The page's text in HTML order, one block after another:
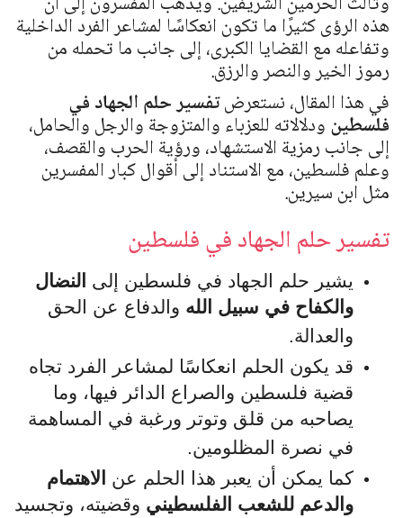
هذه الرؤى كثيرًا ما تكون انعكاسًا لمشاعر الفرد الداخلية
وتفاعله مع القضايا الكبرى، إلى جانب ما تحمله من
رموز الخير والنصر والرزق.
في هذا المقال، نستعرضتفسير حلم الجهاد في
فلسطينودلالاته للعزباء والمتزوجة والرجل والحامل،
إلى جانب رمزية الاستشهاد، ورؤية الحرب والقصف،
وعلم فلسطين، مع الاستناد إلى أقوال كبار المفسرين
مثل ابن سيرين.
تفسير حلم الجهاد في فلسطين
يشير حلم الجهاد في فلسطين إلى النضال
والكفاح في سبيل الله والدفاع عن الحق
والعدالة.
قد يكون الحلم انعكاسًا لمشاعر الفرد تجاه
قضية فلسطين والصراع الدائر فيها، وما
يصاحبه من قلق وتوتر ورغبة في المساهمة
في نصرة المظلومين.
كما يمكن أن يعبر هذا الحلم عن الاهتمام
والدعم للشعب الفلسطيني وقضيته، وتجسيد